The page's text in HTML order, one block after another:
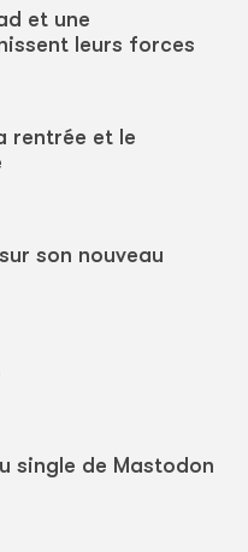
et une
leurs forces
rentrée et le
son nouveau
single de Mastodon